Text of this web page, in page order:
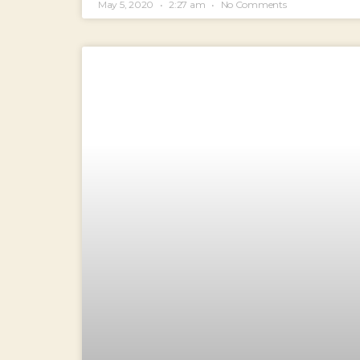
May 5, 2020 2:27 am No Comments